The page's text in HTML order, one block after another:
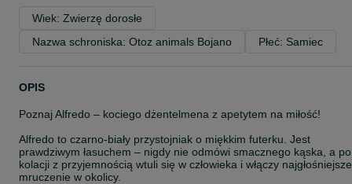
Wiek: Zwierzę dorosłe
Nazwa schroniska: Otoz animals Bojano
Płeć: Samiec
OPIS
Poznaj Alfredo – kociego dżentelmena z apetytem na miłość!
Alfredo to czarno-biały przystojniak o miękkim futerku. Jest
prawdziwym łasuchem – nigdy nie odmówi smacznego kąska, a po
kolacji z przyjemnością wtuli się w człowieka i włączy najgłośniejsze
mruczenie w okolicy.